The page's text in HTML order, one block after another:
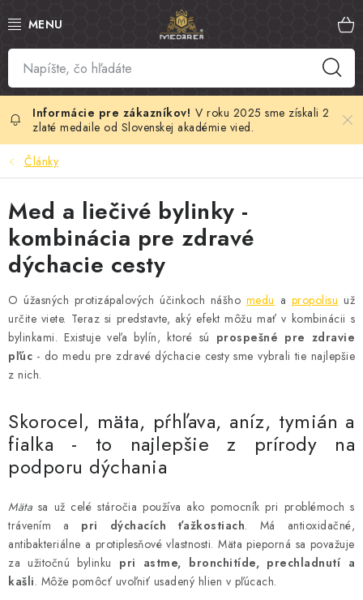
na
SLOVENSKÝ MED
MANUKA MED
VČELÍ PEĽ
MATERSKÁ KAŠIČKA
VČELÍ JED
MEDOVÁ KOZMETIKA
MEDOVINA
VÝROBKY Z VOSKU
MEDOVÉ CUKROVINKY
SLUŽBY VČELÁRA
V roku 2025 sme získali 2
zlaté medaile od Slovenskej akadémie vied.
Články
Med a liečivé bylinky -
kombinácia pre zdravé
dýchacie cesty
O úžasných protizápalových účinkoch nášho medu a propolisu už
určite viete. Teraz si predstavte, aký efekt môžu mať v kombinácii s
bylinkami. Existuje veľa bylín, ktoré sú prospešné pre zdravie
pľúc - do medu pre zdravé dýchacie cesty sme vybrali tie najlepšie
z nich.
Skorocel, mäta, pŕhľava, aníz, tymián a
fialka - to najlepšie z prírody na
podporu dýchania
Mäta sa už celé stáročia používa ako pomocník pri problémoch s
trávením a pri dýchacích ťažkostiach. Má antioxidačné,
antibakteriálne a protiplesňové vlastnosti. Mäta pieporná sa považuje
za užitočnú bylinku pri astme, bronchitíde, prechladnutí a
kašli. Môže pomôcť uvoľniť usadený hlien v pľúcach.